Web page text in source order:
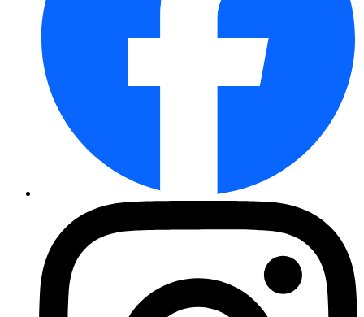
Spinnenpflanze Mischung
Elfenspiegel Märchenzauber